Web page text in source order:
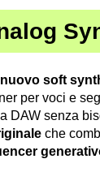
nuovo soft
per voci e
DAW senza
che